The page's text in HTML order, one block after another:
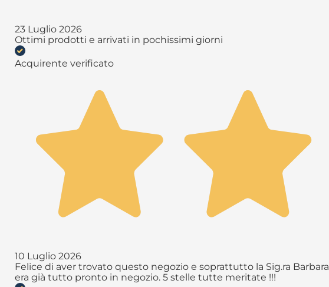
23 Luglio 2026
Ottimi prodotti e arrivati in pochissimi giorni
Acquirente verificato
10 Luglio 2026
Felice di aver trovato questo negozio e soprattutto la Sig.ra
era già tutto pronto in negozio. 5 stelle tutte meritate !!!